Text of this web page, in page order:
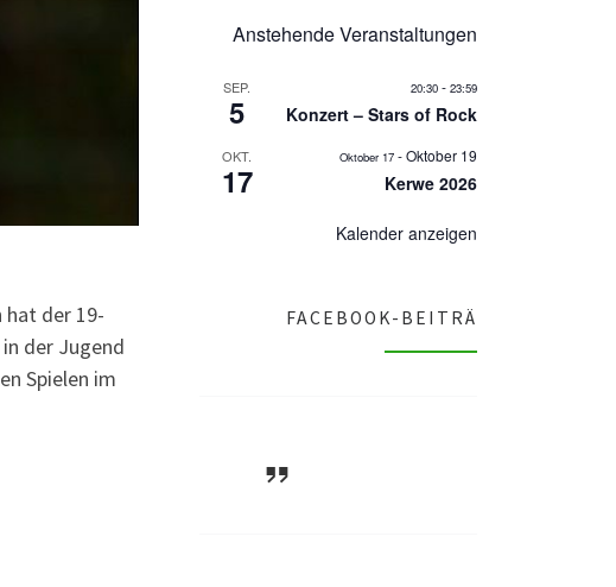
hat der 19-
der Jugend
Spielen im
Anstehende Veranstaltungen
SEP.
5
20:30 - 23:59
Konzert – Stars of Rock
OKT.
17
Oktober 17 -Oktober 19
Kerwe 2026
Kalender anzeigen
FACEBOOK-BEITRÄ